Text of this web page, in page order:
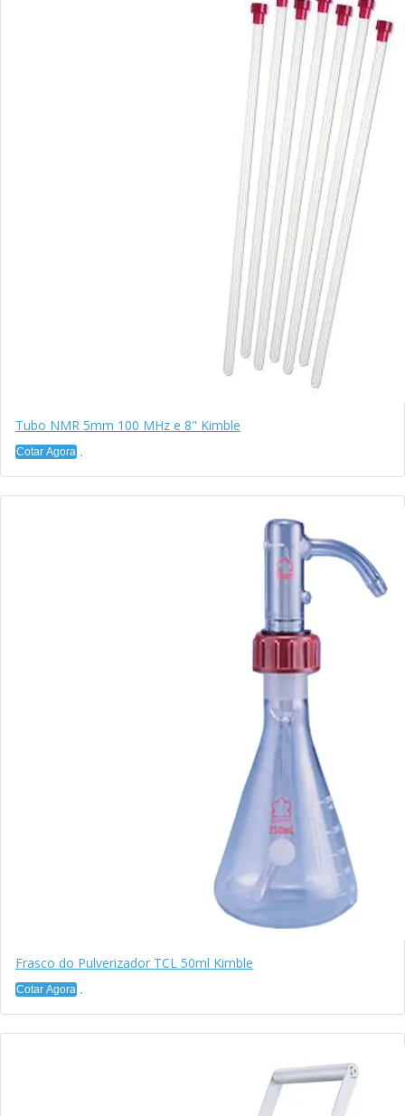
Tubo NMR 5mm 100 MHz e 8" Kimble
Cotar Agora
Frasco do Pulverizador TCL 50ml Kimble
Cotar Agora